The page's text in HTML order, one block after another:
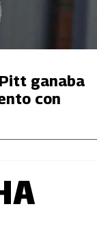
ganaba
con